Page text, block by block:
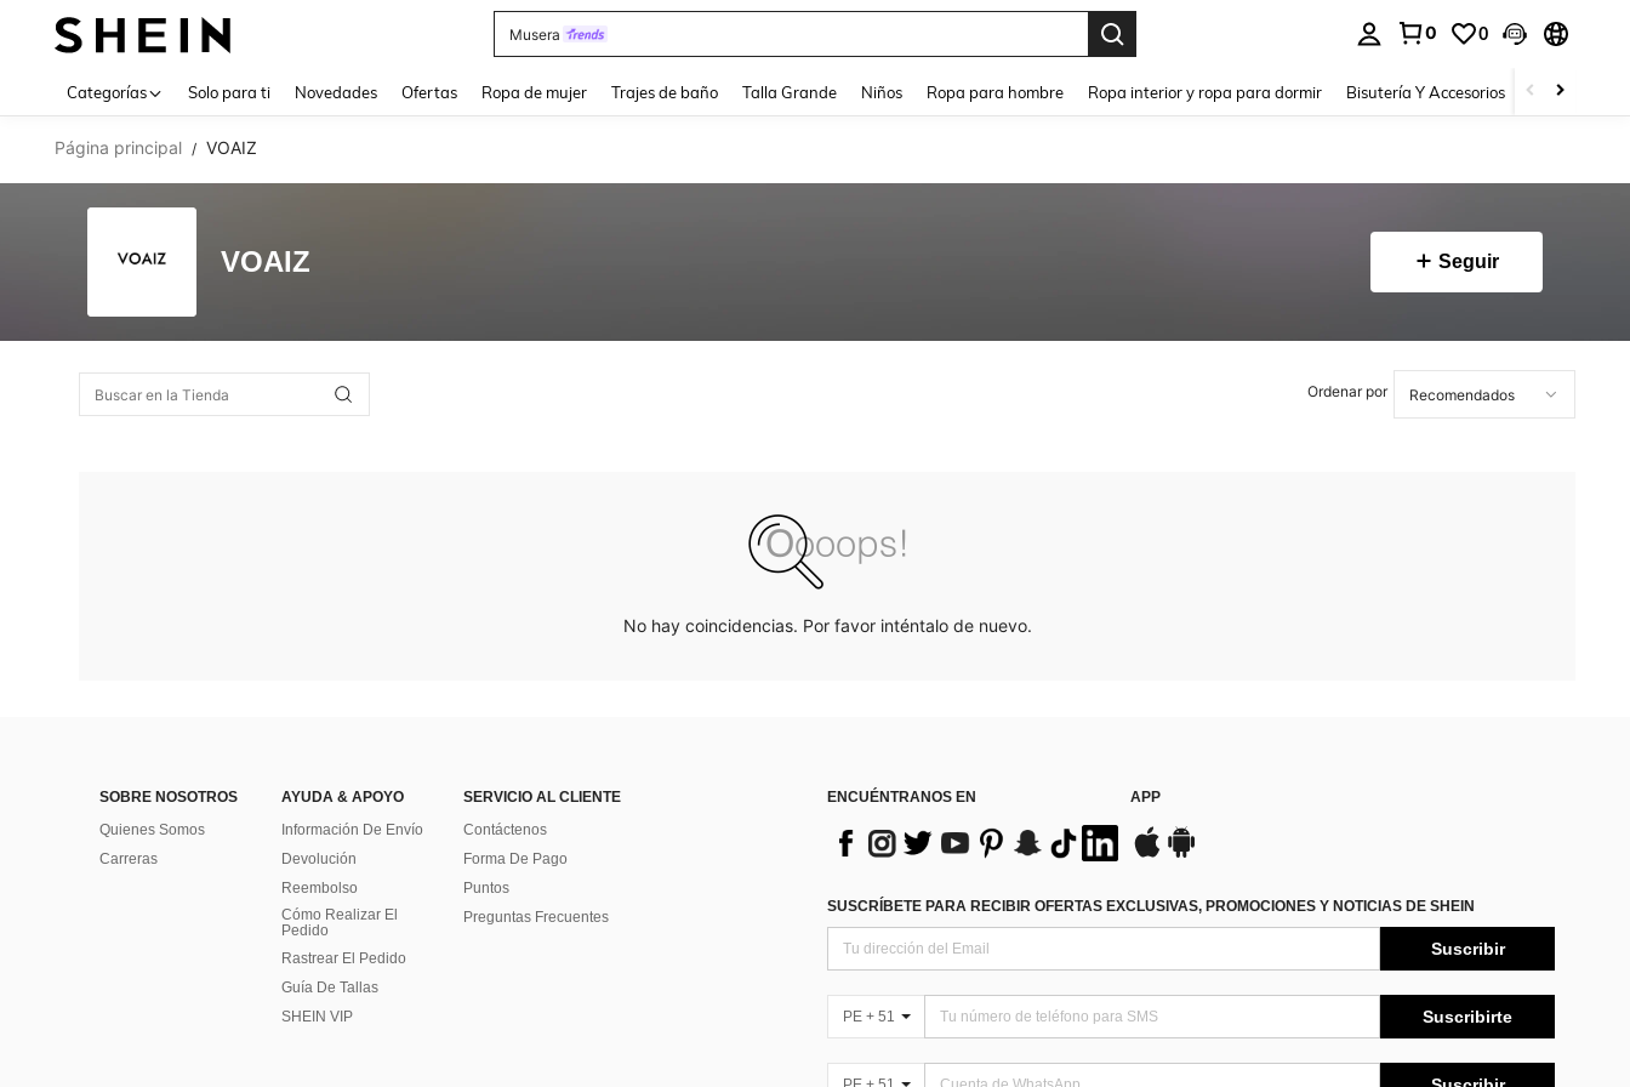
Musera
0 0
Categorías Solo para ti Novedades Ofertas Ropa de mujer Trajes de baño Talla Grande Niños Ropa para hombre Ropa interior y ropa para dormir Bisutería Y Accesorios Zapatos
Página principal / VOAIZ
VOAIZ Seguir
Ordenar por
No hay coincidencias. Por favor inténtalo de nuevo.
SOBRE NOSOTROS
Quienes Somos
Carreras
AYUDA & APOYO
Información De Envío
Devolución
Reembolso
Cómo Realizar El
Pedido
Rastrear El Pedido
Guía De Tallas
SHEIN VIP
SERVICIO AL CLIENTE
Contáctenos
Forma De Pago
Puntos
Preguntas Frecuentes
ENCUÉNTRANOS EN APP
SUSCRÍBETE PARA RECIBIR OFERTAS EXCLUSIVAS, PROMOCIONES Y NOTICIAS DE SHEIN
Suscribir
PE + 51 Suscribirte